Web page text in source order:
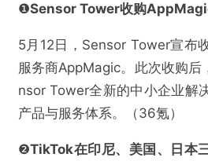
❶Sensor Tower收购
5月12日，Sensor Tower宣布
服务商AppMagic。此次收购后
nsor Tower全新的中小企业解
产品与服务体系。（36氪）
❷TikTok在印尼、美国、日本